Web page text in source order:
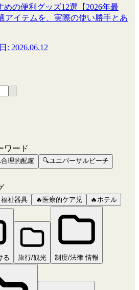
の便利グッズ12選【2026年最
アイテムを、実際の使い勝手とあ
: 2026.06.12
ワード
合理的配慮 🔍ユニバーサルビーチ
福祉器具 🔥 医療的ケア児 🔥ホテル
る 旅行/観光 制度/法律 情報